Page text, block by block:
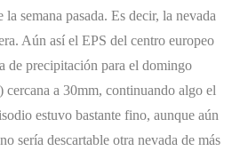
semana pasada. Es decir, la nevada
Aún así el EPS del centro europeo
de precipitación para el domingo
cercana a 30mm, continuando algo el
estuvo bastante fino, aunque aún
sería descartable otra nevada de más